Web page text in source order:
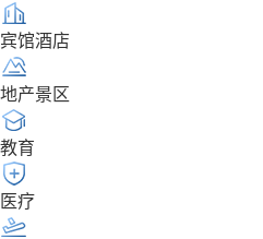
宾馆酒店
地产景区
教育
医疗